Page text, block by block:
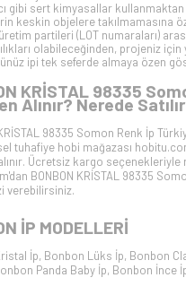
gibi sert kimyasallar kullanmaktan
keskin objelere takılmamasına
partileri (LOT numaraları)
olabileceğinden, projeniz için
ipi tek seferde almaya özen
KRİSTAL 98335
Alınır? Nerede
98335 Somon Renk İp
tuhafiye hobi mağazası
Ücretsiz kargo seçenekleriyle
BONBON KRİSTAL 98335
verebilirsiniz.
İP MODELLERİ
İp, Bonbon Lüks İp, Bonbon
Panda Baby İp, Bonbon İnce